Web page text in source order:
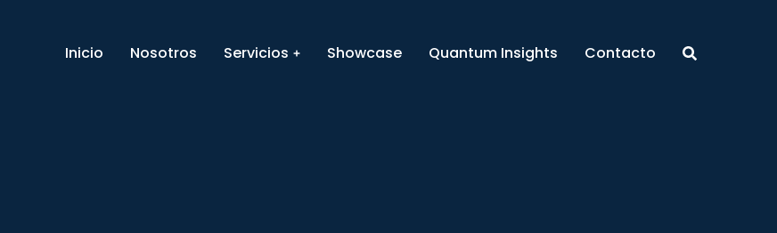
Inicio
Nosotros Servicios Showcase Quantum Insights Contacto